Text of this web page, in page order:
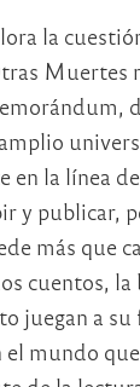
la
Muertes
en la línea
y publicar,
más que
cuentos,
juegan a su
el mundo